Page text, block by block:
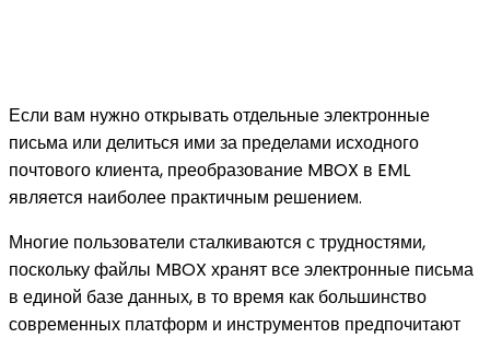
Если вам нужно открывать отдельные электронные
письма или делиться ими за пределами исходного
почтового клиента, преобразование MBOX в EML
является наиболее практичным решением.
Многие пользователи сталкиваются с трудностями,
поскольку файлы MBOX хранят все электронные письма
в единой базе данных, в то время как большинство
современных платформ и инструментов предпочитают